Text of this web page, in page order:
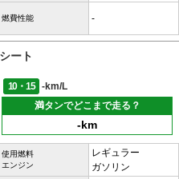
燃費性能 -
ート
10・15
-km/L
満タンでどこまで走る？
-km
使用燃料
エンジン
レギュラー
ガソリン